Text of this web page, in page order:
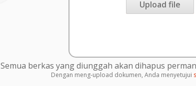
Upload file
Semua berkas yang diunggah akan dihapus
Dengan meng-upload dokumen, Anda menyetujui